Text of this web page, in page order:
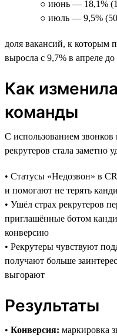
○ июнь — 18,1%
○ июль — 9,5%
доля вакансий, к которым
выросла с 9,7% в апреле
Как
команды
С использованием звонков
рекрутеров стала заметно
• Статусы «Недозвон» в
и помогают не терять
• Ушёл страх рекрутеров
приглашённые ботом
конверсию
• Рекрутеры чувствуют
получают больше
выгорают
Результаты
• Конверсия: маркировка